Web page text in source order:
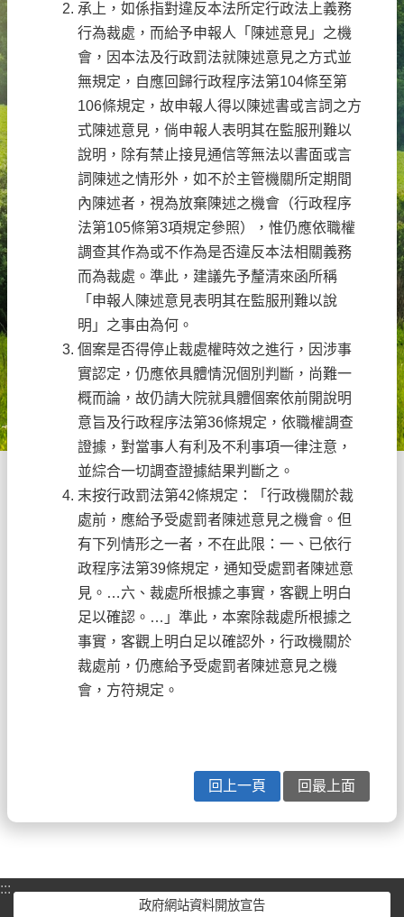
承上，如係指對違反本法所定行政法上義務
行為裁處，而給予申報人「陳述意見」之機
會，因本法及行政罰法就陳述意見之方式並
無規定，自應回歸行政程序法第104條至第
106條規定，故申報人得以陳述書或言詞之方
式陳述意見，倘申報人表明其在監服刑難以
說明，除有禁止接見通信等無法以書面或言
詞陳述之情形外，如不於主管機關所定期間
內陳述者，視為放棄陳述之機會（行政程序
法第105條第3項規定參照），惟仍應依職權
調查其作為或不作為是否違反本法相關義務
而為裁處。準此，建議先予釐清來函所稱
「申報人陳述意見表明其在監服刑難以說
明」之事由為何。
個案是否得停止裁處權時效之進行，因涉事
實認定，仍應依具體情況個別判斷，尚難一
概而論，故仍請大院就具體個案依前開說明
意旨及行政程序法第36條規定，依職權調查
證據，對當事人有利及不利事項一律注意，
並綜合一切調查證據結果判斷之。
末按行政罰法第42條規定：「行政機關於裁
處前，應給予受處罰者陳述意見之機會。但
有下列情形之一者，不在此限：一、已依行
政程序法第39條規定，通知受處罰者陳述意
見。…六、裁處所根據之事實，客觀上明白
足以確認。…」準此，本案除裁處所根據之
事實，客觀上明白足以確認外，行政機關於
裁處前，仍應給予受處罰者陳述意見之機
會，方符規定。
回上一頁 回最上面
:::
政府網站資料開放宣告